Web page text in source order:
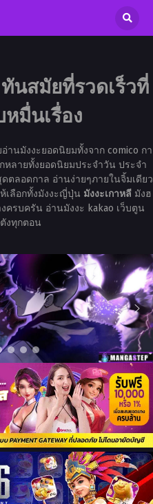
นสมัยที่รวดเร็วที่
มื่นเรื่อง
านมังงะยอดนิยมทั้งจาก comico กา
หลายทั้งยอดนิยมประจำวัน ประจำ
ตลอดกาล อ่านง่ายๆภายในจิ้มเดียว
เลือกทั้งมังงะญี่ปุ่น มังงะเกาหลีมังฮ
ครบครัน อ่านมังงะ kakao เว็บตูน
งทุกตอน